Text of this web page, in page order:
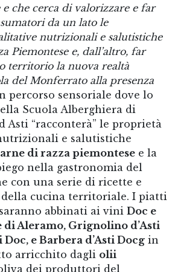
che cerca di valorizzare e far
da un lato le
nutrizionali e salutistiche
Piemontese e, dall’altro, far
territorio la nuova realtà
del Monferrato alla presenza
percorso sensoriale dove lo
Scuola Alberghiera di
Asti “racconterà” le proprietà
e salutistiche
di razza piemontese e la
nella gastronomia del
con una serie di ricette e
cucina territoriale. I piatti
abbinati ai vini Doc e
di Aleramo, Grignolino d’Asti
Doc, e Barbera d’Asti Docg in
arricchito dagli olii
dei produttori del